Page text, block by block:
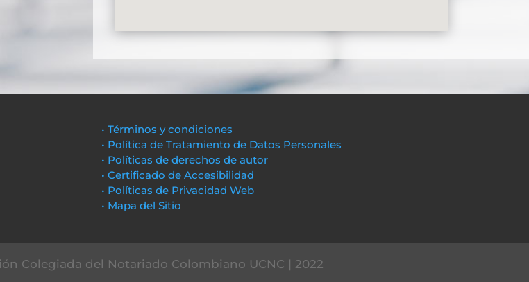
• Términos y condiciones
• Política de Tratamiento de Datos Personales
• Políticas de derechos de autor
• Certificado de Accesibilidad
• Políticas de Privacidad Web
• Mapa del Sitio
Colegiada del Notariado Colombiano UCNC | 2022